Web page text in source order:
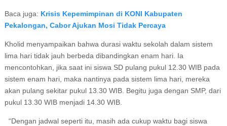
Baca juga: Krisis Kepemimpinan di KONI Kabupaten
Pekalongan, Cabor Ajukan Mosi Tidak Percaya
Kholid menyampaikan bahwa durasi waktu sekolah dalam sistem
lima hari tidak jauh berbeda dibandingkan enam hari. Ia
mencontohkan, jika saat ini siswa SD pulang pukul 12.30 WIB pada
sistem enam hari, maka nantinya pada sistem lima hari, mereka
akan pulang sekitar pukul 13.30 WIB. Begitu juga dengan SMP, dari
pukul 13.30 WIB menjadi 14.30 WIB.
“Dengan jadwal seperti itu, masih ada cukup waktu bagi siswa